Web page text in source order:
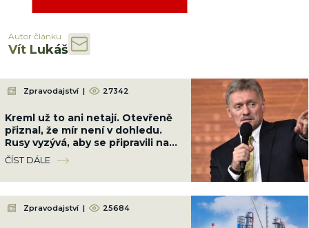
Autor článku
Vít Lukáš
Zpravodajství | 27342
Kreml už to ani netají. Otevřeně
přiznal, že mír není v dohledu.
Rusy vyzývá, aby se připravili na
dlouhou válku
ČÍST DÁLE
Zpravodajství | 25684